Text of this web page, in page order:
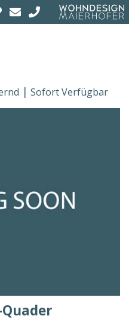
Sofort Verfügbar